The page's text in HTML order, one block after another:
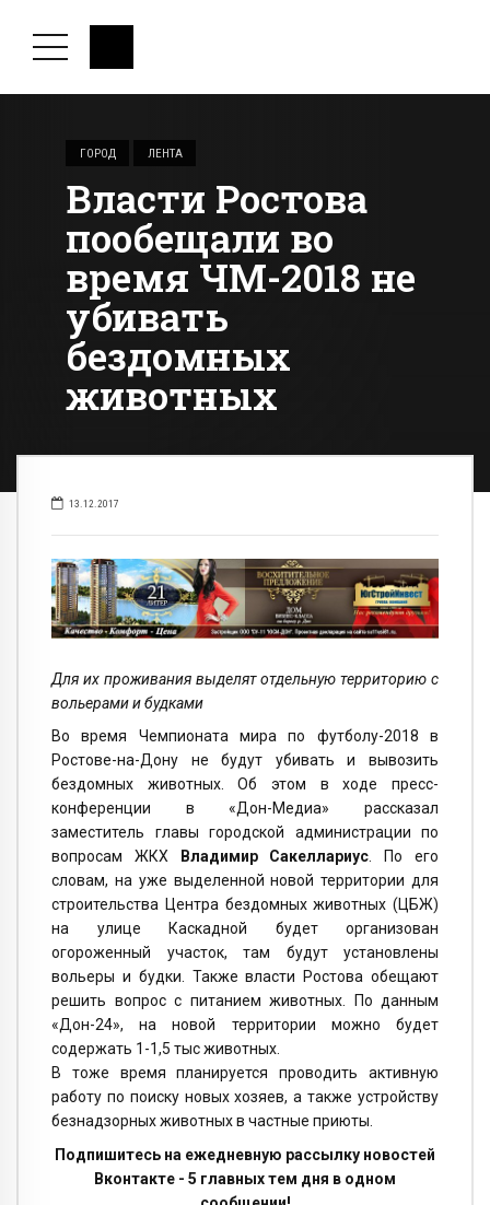
ГОРОД ЛЕНТА
Власти Ростова
пообещали во
время ЧМ-2018 не
убивать
бездомных
животных
13.12.2017
Для их проживания выделят отдельную территорию с
вольерами и будками
Во время Чемпионата мира по футболу-2018 в
Ростове-на-Дону не будут убивать и вывозить
бездомных животных. Об этом в ходе пресс-
конференции в «Дон-Медиа» рассказал
заместитель главы городской администрации по
вопросам ЖКХ
Владимир Сакеллариус. По его
словам, на уже выделенной новой территории для
строительства Центра бездомных животных (ЦБЖ)
на улице Каскадной будет организован
огороженный участок, там будут установлены
вольеры и будки. Также власти Ростова обещают
решить вопрос с питанием животных. По данным
«Дон-24», на новой территории можно будет
содержать 1-1,5 тыс животных.
В тоже время планируется проводить активную
работу по поиску новых хозяев, а также устройству
безнадзорных животных в частные приюты.
Подпишитесь на ежедневную рассылку новостей
Вконтакте - 5 главных тем дня в одном